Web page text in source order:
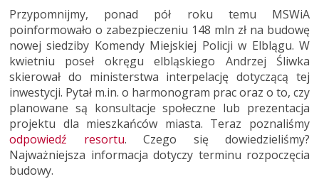
Przypomnijmy, ponad pół roku temu MSWiA
poinformowało o zabezpieczeniu 148 mln zł na budowę
nowej siedziby Komendy Miejskiej Policji w Elblągu. W
kwietniu poseł okręgu elbląskiego Andrzej Śliwka
skierował do ministerstwa interpelację dotyczącą tej
inwestycji. Pytał m.in. o harmonogram prac oraz o to, czy
planowane są konsultacje społeczne lub prezentacja
projektu dla mieszkańców miasta. Teraz poznaliśmy
odpowiedź resortu. Czego się dowiedzieliśmy?
Najważniejsza informacja dotyczy terminu rozpoczęcia
budowy.